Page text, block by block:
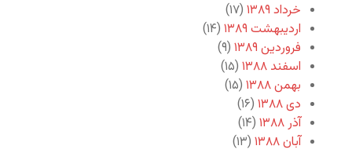
خرداد ۱۳۸۹
(۱۷)
اردیبهشت ۱۳۸۹
(۱۴)
فروردین ۱۳۸۹
(۹)
اسفند ۱۳۸۸
(۱۵)
بهمن ۱۳۸۸
(۱۵)
دی ۱۳۸۸
(۱۶)
آذر ۱۳۸۸
(۱۴)
آبان ۱۳۸۸
(۱۳)